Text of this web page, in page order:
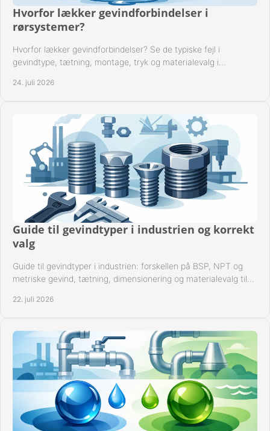
Hvorfor lækker gevindforbindelser i
rørsystemer?
Hvorfor lækker gevindforbindelser? Se de typiske fejl i
gevindtype, tætning, montage, tryk og materialevalg i
24. juli 2026
Guide til gevindtyper i industrien og korrekt
valg
Guide til gevindtyper i industrien: forskellen på BSP, NPT og
metriske gevind, tætning, dimensionering og materialevalg til
22. juli 2026